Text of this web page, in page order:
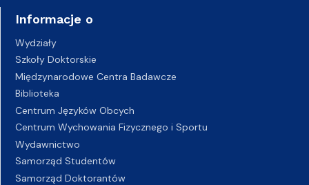
Informacje o
Wydziały
Szkoły Doktorskie
Międzynarodowe Centra Badawcze
Biblioteka
Centrum Języków Obcych
Centrum Wychowania Fizycznego i Sportu
Wydawnictwo
Samorząd Studentów
Samorząd Doktorantów